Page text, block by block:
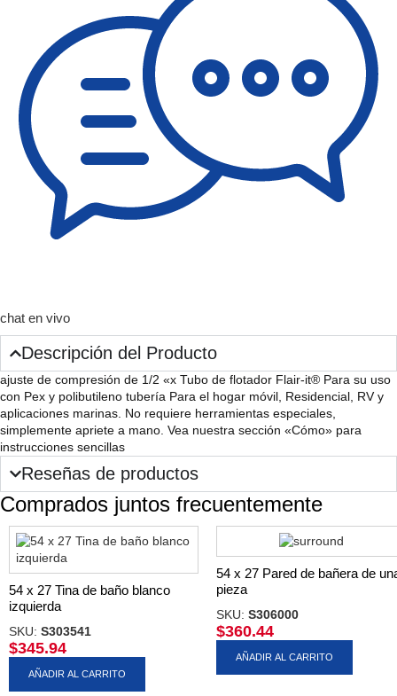
chat en vivo
Descripción del Producto
ajuste de compresión de 1/2 «x Tubo de flotador Flair-it® Para su uso
con Pex y polibutileno tubería Para el hogar móvil, Residencial, RV y
aplicaciones marinas. No requiere herramientas especiales,
simplemente apriete a mano. Vea nuestra sección «Cómo» para
instrucciones sencillas
Reseñas de productos
Comprados juntos frecuentemente
54 x 27 Tina de baño blanco
izquierda
SKU: S303541
$345.94
AÑADIR AL CARRITO
54 x 27 Pared de bañera de
pieza
SKU: S306000
$360.44
AÑADIR AL CARRITO